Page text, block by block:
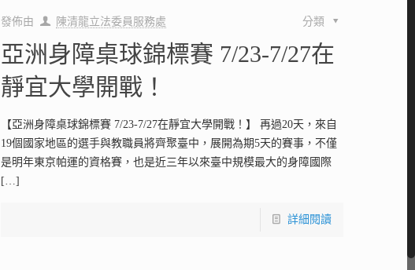
發佈由 陳清龍立法委員服務處 分類
亞洲身障桌球錦標賽 7/23-7/27在
靜宜大學開戰！
【亞洲身障桌球錦標賽 7/23-7/27在靜宜大學開戰！】 再過20天，來自
19個國家地區的選手與教職員將齊聚臺中，展開為期5天的賽事，不僅
是明年東京帕運的資格賽，也是近三年以來臺中規模最大的身障國際
[…]
詳細閱讀